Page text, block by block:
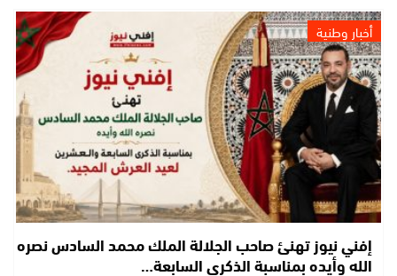
أخبار وطنية
إفني نيوز تهنئ صاحب الجلالة الملك محمد السادس نصره
الله وأيده بمناسبة الذكرى السابعة…